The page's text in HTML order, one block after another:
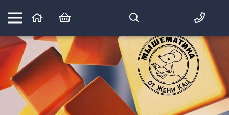
Математика вприпрыжку:
идеи и игры для детей и их родителей